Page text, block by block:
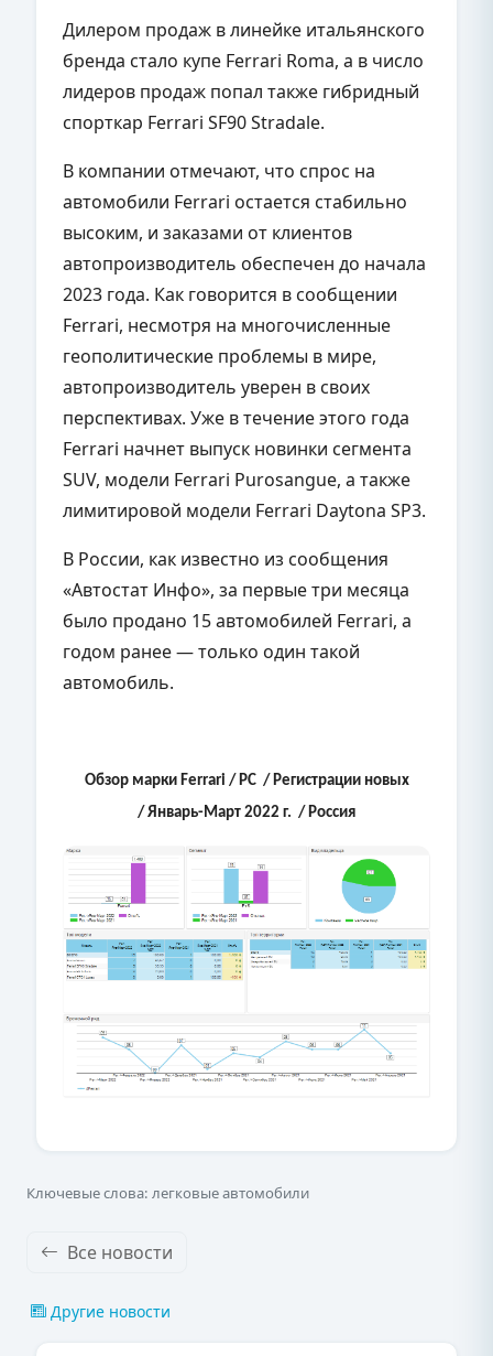
Дилером продаж в линейке итальянского
бренда стало купе Ferrari Roma, а в число
лидеров продаж попал также гибридный
спорткар Ferrari SF90 Stradale.
В компании отмечают, что спрос на
автомобили Ferrari остается стабильно
высоким, и заказами от клиентов
автопроизводитель обеспечен до начала
2023 года. Как говорится в сообщении
Ferrari, несмотря на многочисленные
геополитические проблемы в мире,
автопроизводитель уверен в своих
перспективах. Уже в течение этого года
Ferrari начнет выпуск новинки сегмента
SUV, модели Ferrari Purosangue, а также
лимитировой модели Ferrari Daytona SP3.
В России, как известно из сообщения
«Автостат Инфо», за первые три месяца
было продано 15 автомобилей Ferrari, а
годом ранее — только один такой
автомобиль.
Обзор марки Ferrari / PC/ Регистрации новых
/ Январь-Март 2022 г. / Россия
Ключевые слова: легковые автомобили
Все новости
Другие новости